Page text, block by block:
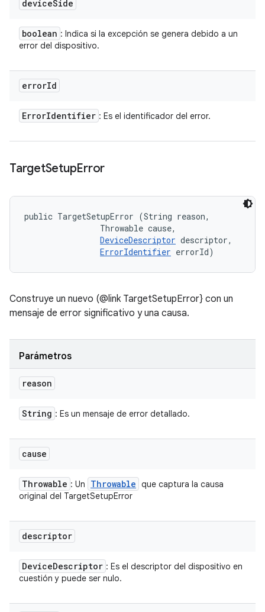
deviceSide
boolean : Indica si la excepción se genera debido a un
error del dispositivo.
errorId
ErrorIdentifier : Es el identificador del error.
TargetSetupError
public TargetSetupError (String reason,
                Throwable cause,
DeviceDescriptor descriptor,
ErrorIdentifier errorId)
Construye un nuevo (@link TargetSetupError} con un
mensaje de error significativo y una causa.
Parámetros
reason
String : Es un mensaje de error detallado.
cause
Throwable : Un Throwable que captura la causa
original del TargetSetupError
descriptor
DeviceDescriptor : Es el descriptor del dispositivo en
cuestión y puede ser nulo.